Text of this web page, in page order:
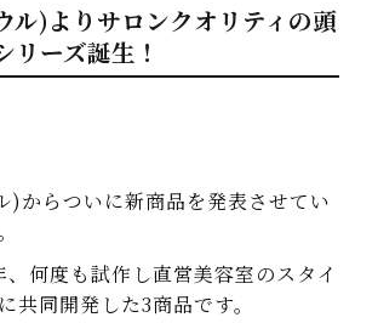
)よりサロンクオリティの頭
リーズ誕生！
からついに新商品を発表させてい
、何度も試作し直営美容室のスタイ
共同開発した3商品です。